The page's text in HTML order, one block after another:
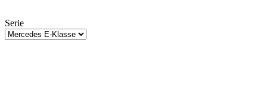
Serie